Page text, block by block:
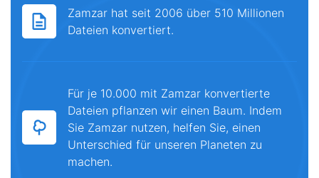
Zamzar hat seit 2006 über 510 Millionen
Dateien konvertiert.
Für je 10.000 mit Zamzar konvertierte
Dateien pflanzen wir einen Baum. Indem
Sie Zamzar nutzen, helfen Sie, einen
Unterschied für unseren Planeten zu
machen.